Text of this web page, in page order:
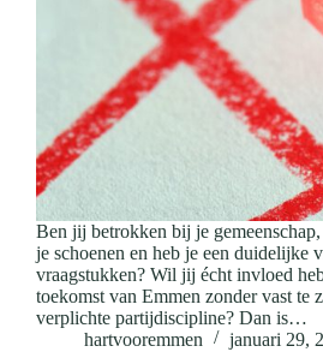
Ben jij betrokken bij je
je schoenen en heb je een duidelijke
vraagstukken? Wil jij écht invloed
toekomst van Emmen zonder vast te
verplichte partijdiscipline? Dan is…
hartvooremmen
januari 29,